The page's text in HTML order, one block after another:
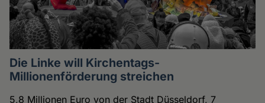
Die Linke will Kirchentags-
Millionenförderung streichen
5,8 Millionen Euro von der Stadt Düsseldorf, 7